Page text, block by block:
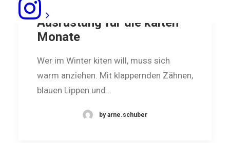
Kluge Kleidung: Neo und
Ausrüstung für die kalten
Monate
Wer im Winter kiten will, muss sich
warm anziehen. Mit klappernden Zähnen,
blauen Lippen und…
by arne.schuber